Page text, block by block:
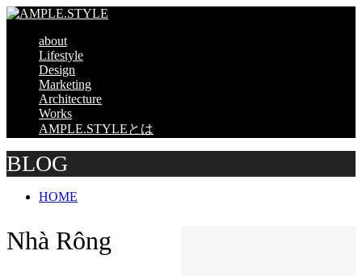
about
Lifestyle
Design
Marketing
Architecture
Works
AMPLE.STYLEとは
BLOG
HOME
Nhà Rông